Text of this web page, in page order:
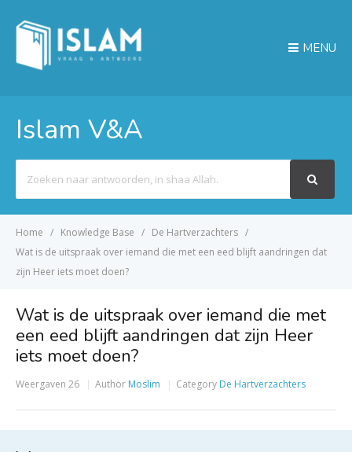
MENU
Islam V&A
For
Home Knowledge Base
De Hartverzachters
Wat is de uitspraak over iemand die met een eed blijft aandringen dat
zijn Heer iets moet doen?
Wat is de uitspraak over iemand die met
een eed blijft aandringen dat zijn Heer
iets moet doen?
Weergaven 26 Author Moslim Category De Hartverzachters